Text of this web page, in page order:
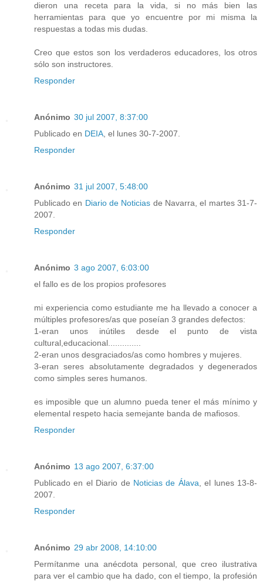
dieron una receta para la vida, si no más bien las
herramientas para que yo encuentre por mi misma la
respuestas a todas mis dudas.
Creo que estos son los verdaderos educadores, los otros
sólo son instructores.
Responder
Anónimo 30 jul 2007, 8:37:00
Publicado en DEIA , el lunes 30-7-2007.
Responder
Anónimo 31 jul 2007, 5:48:00
Publicado en Diario de Noticias de Navarra, el martes 31-7-
2007.
Responder
Anónimo 3 ago 2007, 6:03:00
el fallo es de los propios profesores
mi experiencia como estudiante me ha llevado a conocer a
múltiples profesores/as que poseían 3 grandes defectos:
1-eran unos inútiles desde el punto de vista
cultural,educacional..............
2-eran unos desgraciados/as como hombres y mujeres.
3-eran seres absolutamente degradados y degenerados
como simples seres humanos.
es imposible que un alumno pueda tener el más mínimo y
elemental respeto hacia semejante banda de mafiosos.
Responder
Anónimo 13 ago 2007, 6:37:00
Publicado en el Diario de Noticias de Álava , el lunes 13-8-
2007.
Responder
Anónimo 29 abr 2008, 14:10:00
Permítanme una anécdota personal, que creo ilustrativa
para ver el cambio que ha dado, con el tiempo, la profesión